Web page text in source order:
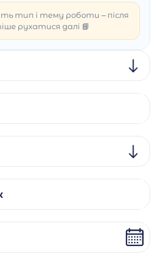
тип і тему роботи – після
рухатися далі 📘